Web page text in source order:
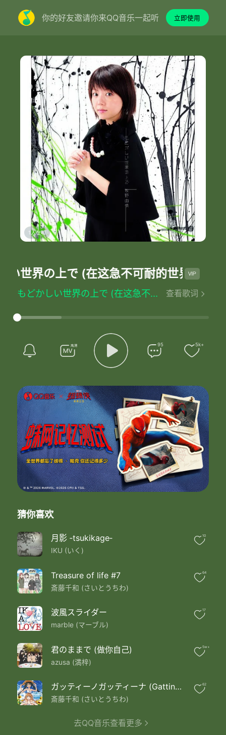
你的好友邀请你来QQ音乐一起听 立即使用
1人在听
世界の上で (在这急不可耐的世界上) -牧
もどかしい世界の上で (在这急不可耐的世界上) - 牧野由依 (まきの ゆい)
曲：佐々倉有吾
もしも明日
この世界が終わるとしても
君のことだから
「それならそれでもいいか」
素っ気ない態度とるのかな?
たまにでもいいから顔を上げて
こっちを見てよ
私を見て
ちっぽけな世界なのに
何故だろう
この両手には大きすぎる
はてしない世界なのに
何故だろう
この両手には小さすぎる
ねぇ もどかしい朝の光の中で
君と笑いたい
自分に嘘ついても
逃げ道を造ってたはずなのに
気づいたら迷路を造ってた
君の嘆く姿は
信じてみたい
私を見て
ちっぽけな世界なのに
どうして 期待に胸が膨らむの?
はてしない世界なのに
どうして
ねぇ もどかしい月の光の下で
君と笑いたい
戸惑いの季節が巡る
何故だろう
ちっぽけな世界なのに
ちっぽけな世界なのに
ちっぽけな世界なのに
查看歌词
95 5k+
猜你喜欢
月影 ‐tsukikage‐
IKU (いく)
10
Treasure of life #7
斎藤千和 (さいとうちわ)
64
波風スライダー
marble (マーブル)
17
君のままで (做你自己)
azusa (満梓)
5w+
ガッティーノガッティーナ (Gattino Gattina)
斎藤千和 (さいとうちわ)
62
去QQ音乐查看更多